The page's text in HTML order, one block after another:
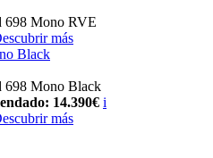
698 Mono RVE
más
Black
698 Mono Black
14.390€ i
más